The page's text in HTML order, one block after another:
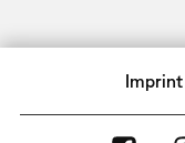
Imprint